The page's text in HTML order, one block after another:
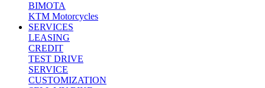
BIMOTA
KTM Motorcycles
SERVICES
LEASING
CREDIT
TEST DRIVE
SERVICE
CUSTOMIZATION